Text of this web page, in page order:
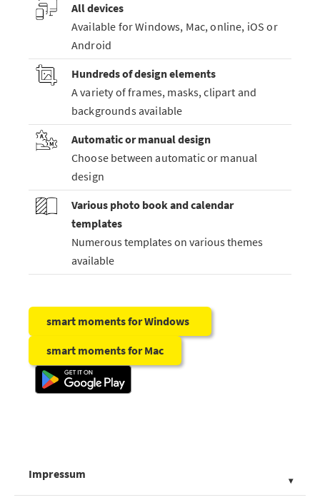
All devices
Available for Windows, Mac, online, iOS or
Android
Hundreds of design elements
A variety of frames, masks, clipart and
backgrounds available
Automatic or manual design
Choose between automatic or manual
design
Various photo book and calendar
templates
Numerous templates on various themes
available
smart moments for Windows
smart moments for Mac
Impressum